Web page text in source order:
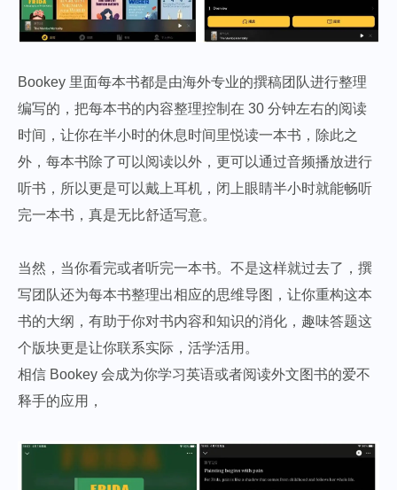
Bookey 里面每本书都是由海外专业的撰稿团队进行整理
编写的，把每本书的内容整理控制在 30 分钟左右的阅读
时间，让你在半小时的休息时间里悦读一本书，除此之
外，每本书除了可以阅读以外，更可以通过音频播放进行
听书，所以更是可以戴上耳机，闭上眼睛半小时就能畅听
完一本书，真是无比舒适写意。
当然，当你看完或者听完一本书。不是这样就过去了，撰
写团队还为每本书整理出相应的思维导图，让你重构这本
书的大纲，有助于你对书内容和知识的消化，趣味答题这
个版块更是让你联系实际，活学活用。
相信 Bookey 会成为你学习英语或者阅读外文图书的爱不
释手的应用，